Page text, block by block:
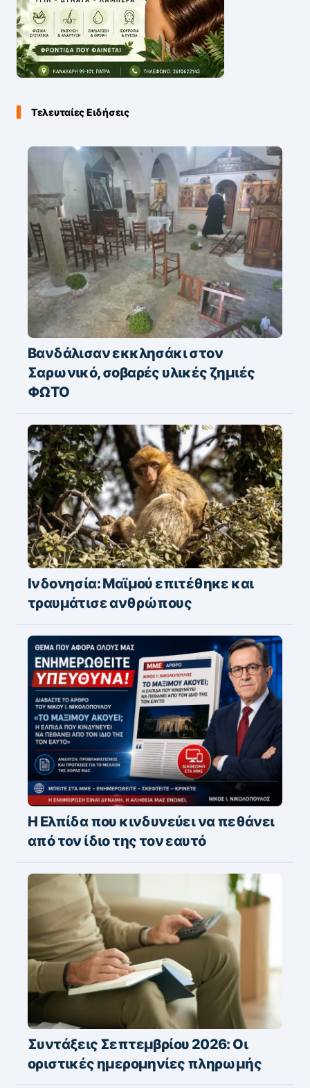
Τελευταίες Ειδήσεις
Βανδάλισαν εκκλησάκι στον
Σαρωνικό, σοβαρές υλικές ζημιές
ΦΩΤΟ
Ινδονησία: Μαϊμού επιτέθηκε και
τραυμάτισε ανθρώπους
Η Ελπίδα που κινδυνεύει να πεθάνει
από τον ίδιο της τον εαυτό
Συντάξεις Σεπτεμβρίου 2026: Οι
οριστικές ημερομηνίες πληρωμής